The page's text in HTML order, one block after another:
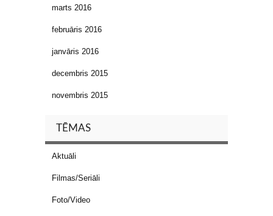
marts 2016
februāris 2016
janvāris 2016
decembris 2015
novembris 2015
TĒMAS
Aktuāli
Filmas/Seriāli
Foto/Video